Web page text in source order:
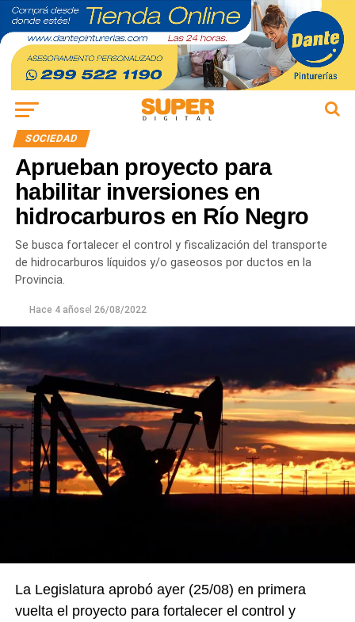
SOCIEDAD
Aprueban proyecto para
habilitar inversiones en
hidrocarburos en Río Negro
Se busca fortalecer el control y fiscalización del transporte
de hidrocarburos líquidos y/o gaseosos por ductos en la
Provincia.
Hace 4 añosel 26/08/2022
La Legislatura aprobó ayer (25/08) en primera
vuelta el proyecto para fortalecer el control y